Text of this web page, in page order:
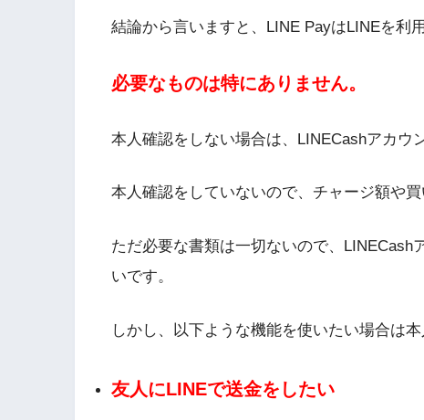
結論から言いますと、LINE PayはLINEを利
必要なものは特にありません。
本人確認をしない場合は、LINECashアカウ
本人確認をしていないので、チャージ額や
ただ必要な書類は一切ないので、LINECash
いです。
しかし、以下ような機能を使いたい場合は
友人にLINEで送金をしたい